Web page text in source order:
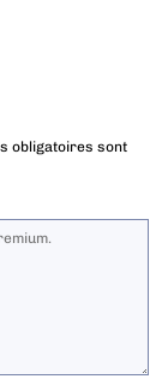
obligatoires sont